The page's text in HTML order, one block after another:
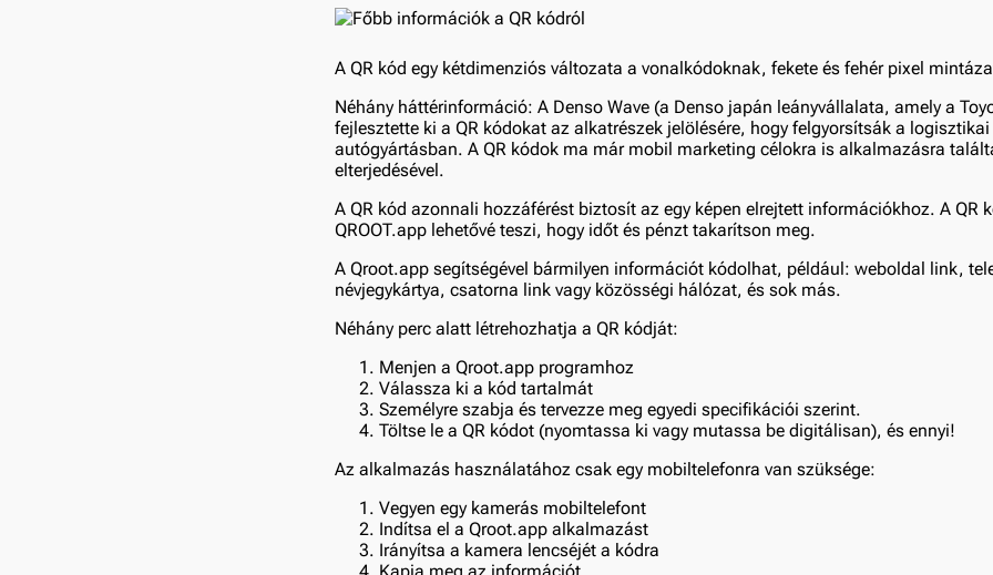
A QR kód egy kétdimenziós változata a vonalkódoknak, fekete és fehér pixel
Néhány háttérinformáció: A Denso Wave (a Denso japán leányvállalata, amely a
fejlesztette ki a QR kódokat az alkatrészek jelölésére, hogy felgyorsítsák a
autógyártásban. A QR kódok ma már mobil marketing célokra is alkalmazásra
elterjedésével.
A QR kód azonnali hozzáférést biztosít az egy képen elrejtett információkhoz. A QR
QROOT.app lehetővé teszi, hogy időt és pénzt takarítson meg.
A Qroot.app segítségével bármilyen információt kódolhat, például: weboldal link,
névjegykártya, csatorna link vagy közösségi hálózat, és sok más.
Néhány perc alatt létrehozhatja a QR kódját:
Menjen a Qroot.app programhoz
Válassza ki a kód tartalmát
Személyre szabja és tervezze meg egyedi specifikációi szerint.
Töltse le a QR kódot (nyomtassa ki vagy mutassa be digitálisan), és ennyi!
Az alkalmazás használatához csak egy mobiltelefonra van szüksége:
Vegyen egy kamerás mobiltelefont
Indítsa el a Qroot.app alkalmazást
Irányítsa a kamera lencséjét a kódra